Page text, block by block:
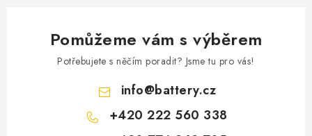
Pomůžeme vám s výběrem
Potřebujete s něčím poradit? Jsme tu pro vás!
info@battery.cz
+420 222 560 338